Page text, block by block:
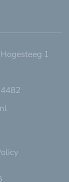
Hogesteeg 1